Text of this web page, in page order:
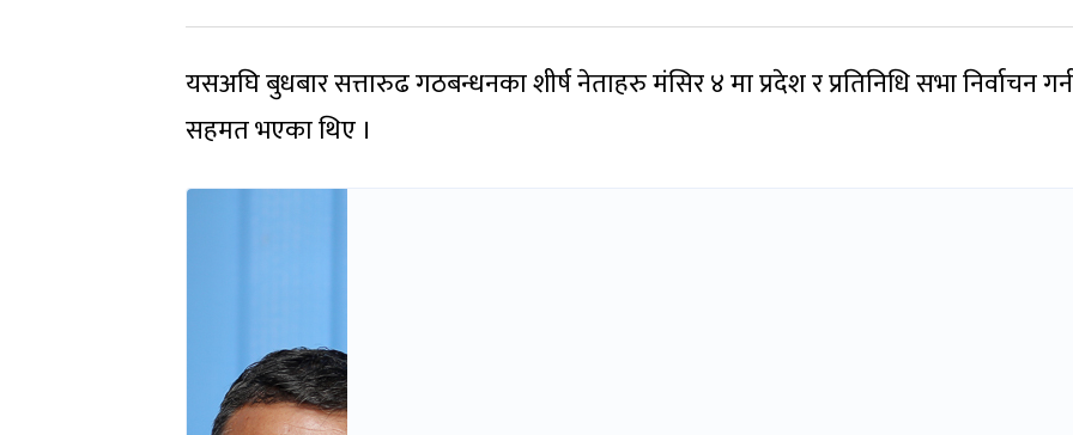
यसअघि बुधबार सत्तारुढ गठबन्धनका शीर्ष नेताहरु मंसिर ४ मा प्रदेश र प्रतिनिधि सभा निर्वाचन गर्न
सहमत भएका थिए ।